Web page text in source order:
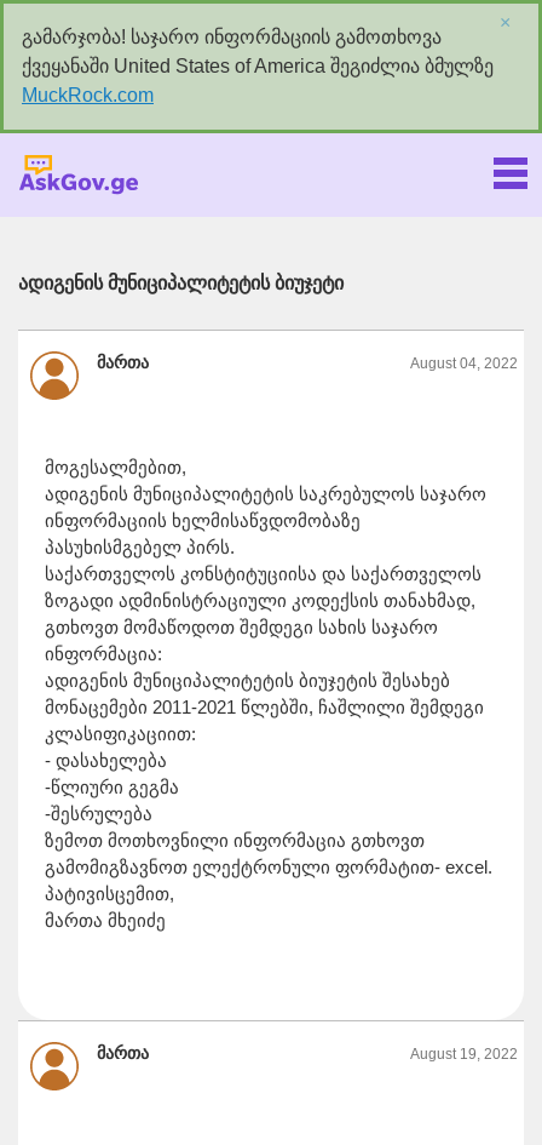
გამარჯობა! საჯარო ინფორმაციის გამოთხოვა
ქვეყანაში United States of America შეგიძლია ბმულზე
MuckRock.com
×
ადიგენის მუნიციპალიტეტის ბიუჯეტი
მართა August 04, 2022
მოგესალმებით,
ადიგენის მუნიციპალიტეტის საკრებულოს საჯარო
ინფორმაციის ხელმისაწვდომობაზე
პასუხისმგებელ პირს.
საქართველოს კონსტიტუციისა და საქართველოს
ზოგადი ადმინისტრაციული კოდექსის თანახმად,
გთხოვთ მომაწოდოთ შემდეგი სახის საჯარო
ინფორმაცია:
ადიგენის მუნიციპალიტეტის ბიუჯეტის შესახებ
მონაცემები 2011-2021 წლებში, ჩაშლილი შემდეგი
კლასიფიკაციით:
- დასახელება
-წლიური გეგმა
-შესრულება
ზემოთ მოთხოვნილი ინფორმაცია გთხოვთ
გამომიგზავნოთ ელექტრონული ფორმატით- excel.
პატივისცემით,
მართა მხეიძე
მართა August 19, 2022